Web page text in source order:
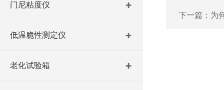
门尼粘度仪
低温脆性测定仪
老化试验箱
下一篇： 为